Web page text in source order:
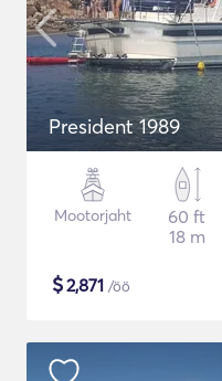
President 1989
Mootorjaht
60 ft
18 m
$2,871 /öö